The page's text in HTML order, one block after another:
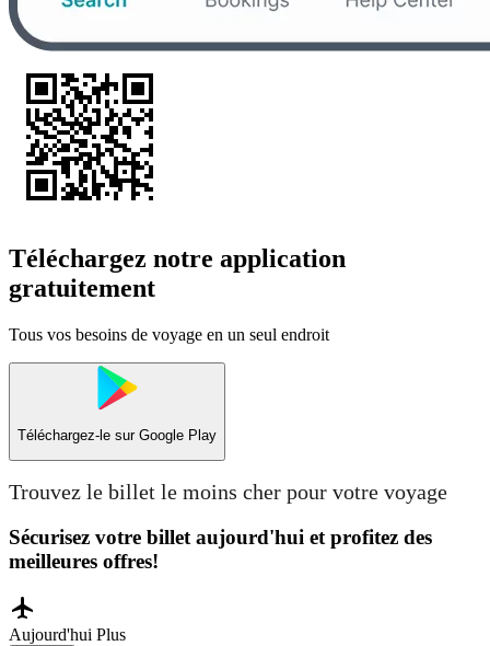
Téléchargez notre application
gratuitement
Tous vos besoins de voyage en un seul endroit
Téléchargez-le sur Google Play
Trouvez le billet le moins cher pour votre voyage
Sécurisez votre billet aujourd'hui et profitez des
meilleures offres!
Aujourd'hui Plus